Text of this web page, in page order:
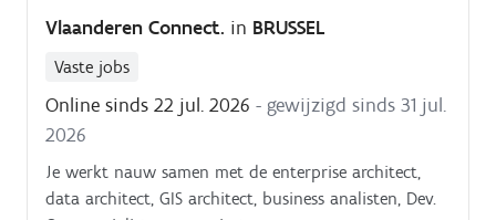
Vlaanderen Connect. in BRUSSEL
Vaste jobs
Online sinds 22 jul. 2026 - gewijzigd sinds 31 jul.
2026
Je werkt nauw samen met de enterprise architect,
data architect, GIS architect, business analisten, Dev.